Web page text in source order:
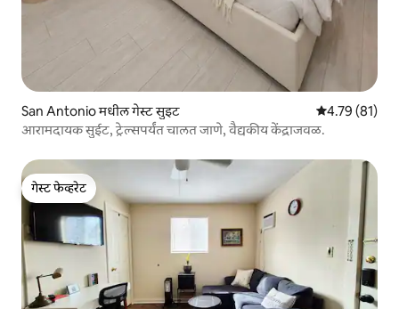
San Antonio मधील गेस्ट सुइट 5 पैकी 4.79
4.79 (81)
आरामदायक सुईट, ट्रेल्सपर्यंत चालत जाणे, वैद्यकीय केंद्राजवळ.
गेस्ट फेव्हरेट
गेस्ट फेव्हरेट